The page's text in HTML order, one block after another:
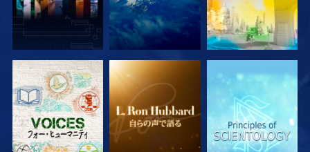
シリーズを探求 シリーズを探求 シリーズを探求